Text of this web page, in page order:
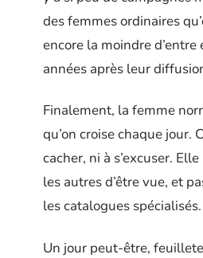
des femmes ordinaires
encore la moindre d’entre
années après leur
Finalement, la femme
qu’on croise chaque jour.
cacher, ni à s’excuser.
les autres d’être vue, et
les catalogues spécialisés.
Un jour peut-être,